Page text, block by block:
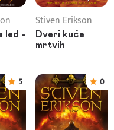
led -
Stiven Erikson
Dveri kuće
mrtvih
5 0